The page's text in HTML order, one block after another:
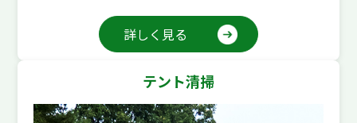
詳しく見る
テント清掃